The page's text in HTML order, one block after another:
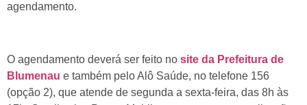
agendamento.
O agendamento deverá ser feito no site da Prefeitura de
Blumenau e também pelo Alô Saúde, no telefone 156
(opção 2), que atende de segunda a sexta-feira, das 8h às